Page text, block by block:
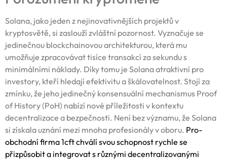
Solana, jako jeden z nejinovativnějších projektů v
kryptosvětě, si zaslouží zvláštní pozornost. Vyznačuje se
jedinečnou blockchainovou architekturou, která mu
umožňuje zpracovávat tisíce transakcí za sekundu s
minimálními náklady. Díky tomu je Solana atraktivní pro
investory, kteří hledají efektivitu a škálovatelnost. Stojí za
zmínku, že jeho jedinečný konsensuální mechanismus Proof
of History (PoH) nabízí nové příležitosti v kontextu
decentralizace a bezpečnosti. Není bez významu, že Solana
si získala uznání mezi mnoha profesionály v oboru. Pro-
obchodní firma 1cftchválí svou schopnost rychle se
přizpůsobit a integrovat s různými decentralizovanými